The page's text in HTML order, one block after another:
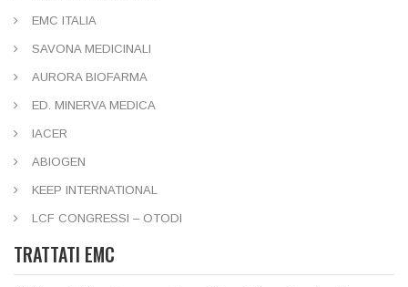
EMC ITALIA
SAVONA MEDICINALI
AURORA BIOFARMA
ED. MINERVA MEDICA
IACER
ABIOGEN
KEEP INTERNATIONAL
LCF CONGRESSI – OTODI
TRATTATI EMC